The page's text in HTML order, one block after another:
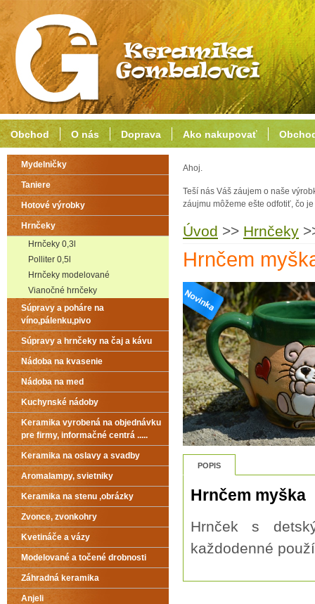
Ahoj.
Teší nás Váš záujem o naše
záujmu môžeme ešte odfotiť, čo
Úvod >> Hrnčeky
Hrnčem
POPIS
Hrnčem myška
Hrnček s
každodenné
Mydelničky
Taniere
Hotové výrobky
Hrnčeky
Hrnčeky 0,3l
Polliter 0,5l
Hrnčeky modelované
Vianočné hrnčeky
Súpravy a poháre na
víno,pálenku,pivo
Súpravy a hrnčeky na čaj a kávu
Nádoba na kvasenie
Nádoba na med
Kuchynské nádoby
Keramika vyrobená na objednávku
pre firmy, informačné centrá .....
Keramika na oslavy a svadby
Aromalampy, svietniky
Keramika na stenu ,obrázky
Zvonce, zvonkohry
Kvetináče a vázy
Modelované a točené drobnosti
Záhradná keramika
Anjeli
Obchod O nás Doprava Ako nakupovať